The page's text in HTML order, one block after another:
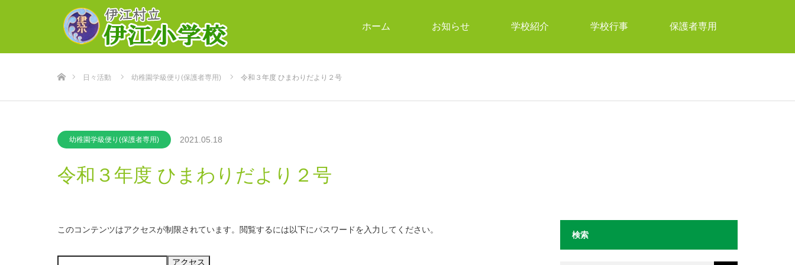
ホーム お知らせ 学校紹介 学校行事 保護者専用
日々活動 幼稚園学級便り(保護者専用) 令和３年度 ひまわりだより２号
幼稚園学級便り(保護者専用) 2021.05.18
令和３年度 ひまわりだより２号
このコンテンツはアクセスが制限されています。閲覧するには以下にパスワードを入力してください。
検索